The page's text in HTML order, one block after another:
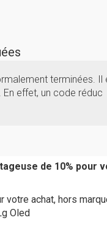
terminées. Il
effet, un code réduc
de 10% pour
votre achat, hors
Oled